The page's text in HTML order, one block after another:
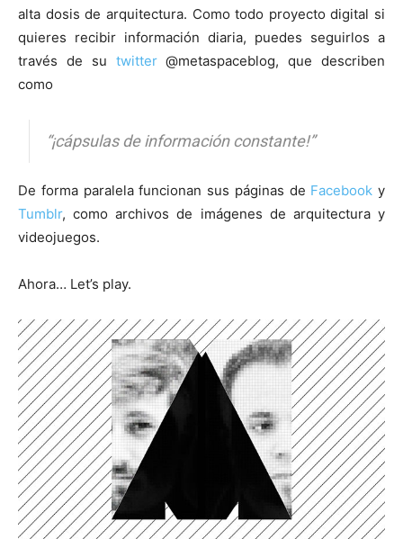
alta dosis de arquitectura. Como todo proyecto digital si
quieres recibir información diaria, puedes seguirlos a
través de su twitter@metaspaceblog, que describen
como
“¡cápsulas de información constante!”
De forma paralela funcionan sus páginas de Facebook y
Tumblr, como archivos de imágenes de arquitectura y
videojuegos.
Ahora… Let’s play.